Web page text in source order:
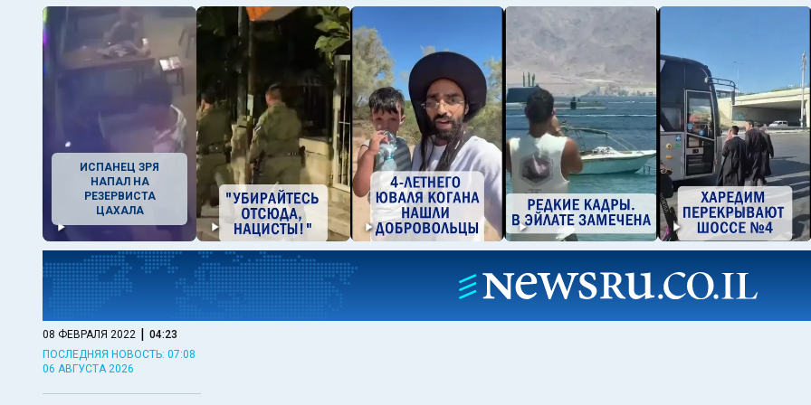
ИСПАНЕЦ ЗРЯ
НАПАЛ НА
РЕЗЕРВИСТА
ЦАХАЛА
08 ФЕВРАЛЯ 2022 | 04:23
ПОСЛЕДНЯЯ НОВОСТЬ: 07:08
06 АВГУСТА 2026